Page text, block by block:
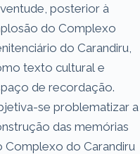
posterior à
do Complexo
do Carandiru,
texto cultural e
de recordação.
se problematizar a
das memórias
Complexo do Carandiru